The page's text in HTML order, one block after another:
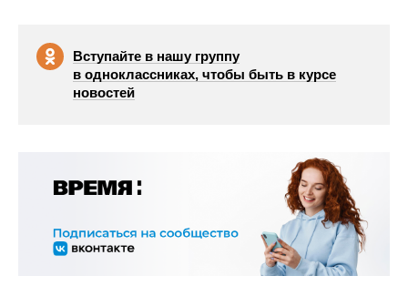
Вступайте в нашу группу
в одноклассниках, чтобы быть в курсе
новостей